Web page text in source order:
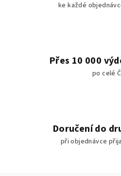
ke každé
Přes 10 000
po celé
Doručení do
při objednávce